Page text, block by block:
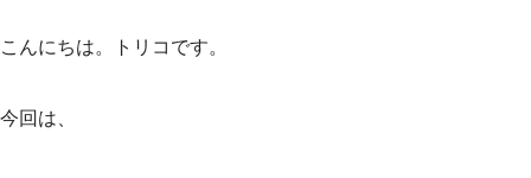
こんにちは。トリコです。
今回は、